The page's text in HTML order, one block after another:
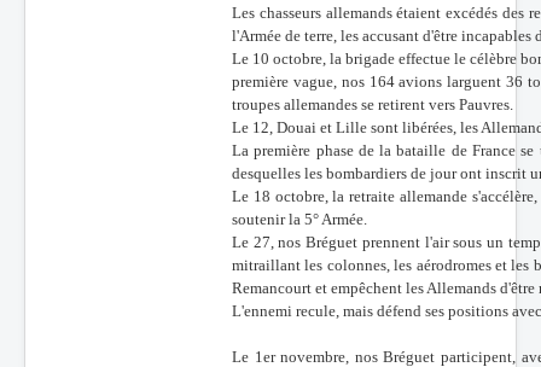
Les chasseurs allemands étaient excédés des
l'Armée de terre, les accusant d'être incapables
Le 10 octobre, la brigade effectue le célèbre
première vague, nos 164 avions larguent 36
troupes allemandes se retirent vers Pauvres.
Le 12, Douai et Lille sont libérées, les
La première phase de la bataille de France
desquelles les bombardiers de jour ont inscrit
Le 18 octobre, la retraite allemande
soutenir la 5° Armée.
Le 27, nos Bréguet prennent l'air sous un
mitraillant les colonnes, les aérodromes et les
Remancourt et empêchent les Allemands d'être
L'ennemi recule, mais défend ses positions
Le 1er novembre, nos Bréguet participent,